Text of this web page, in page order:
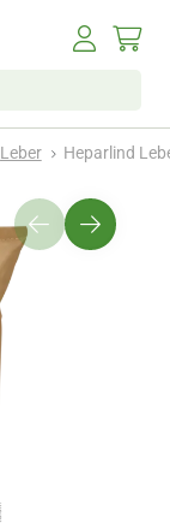
Leber Heparlind